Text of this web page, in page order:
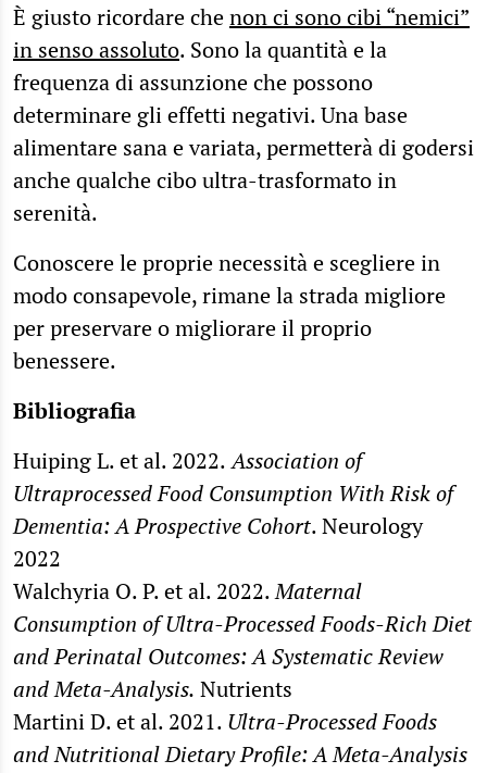
È giusto ricordare chenon ci sono cibi “nemici”
in senso assoluto. Sono la quantità e la
frequenza di assunzione che possono
determinare gli effetti negativi. Una base
alimentare sana e variata, permetterà di godersi
anche qualche cibo ultra-trasformato in
serenità.
Conoscere le proprie necessità e scegliere in
modo consapevole, rimane la strada migliore
per preservare o migliorare il proprio
benessere.
Bibliografia
Huiping L. et al. 2022. Association of
Ultraprocessed Food Consumption With Risk of
Dementia: A Prospective Cohort. Neurology
2022
Walchyria O. P. et al. 2022.Maternal
Consumption of Ultra-Processed Foods-Rich Diet
and Perinatal Outcomes: A Systematic Review
and Meta-Analysis. Nutrients
Martini D. et al. 2021. Ultra-Processed Foods
and Nutritional Dietary Profile: A Meta-Analysis